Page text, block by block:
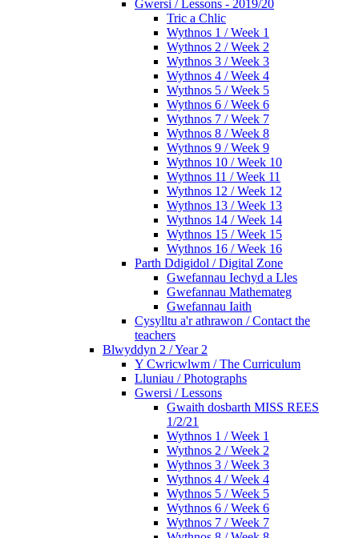
Gwersi / Lessons - 2019/20
Tric a Chlic
Wythnos 1 / Week 1
Wythnos 2 / Week 2
Wythnos 3 / Week 3
Wythnos 4 / Week 4
Wythnos 5 / Week 5
Wythnos 6 / Week 6
Wythnos 7 / Week 7
Wythnos 8 / Week 8
Wythnos 9 / Week 9
Wythnos 10 / Week 10
Wythnos 11 / Week 11
Wythnos 12 / Week 12
Wythnos 13 / Week 13
Wythnos 14 / Week 14
Wythnos 15 / Week 15
Wythnos 16 / Week 16
Parth Ddigidol / Digital Zone
Gwefannau Iechyd a Lles
Gwefannau Mathemateg
Gwefannau Iaith
Cysylltu a'r athrawon / Contact the
teachers
Blwyddyn 2 / Year 2
Y Cwricwlwm / The Curriculum
Lluniau / Photographs
Gwersi / Lessons
Gwaith dosbarth MISS REES
1/2/21
Wythnos 1 / Week 1
Wythnos 2 / Week 2
Wythnos 3 / Week 3
Wythnos 4 / Week 4
Wythnos 5 / Week 5
Wythnos 6 / Week 6
Wythnos 7 / Week 7